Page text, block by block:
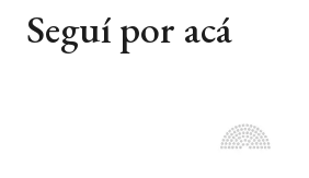
Seguí por acá